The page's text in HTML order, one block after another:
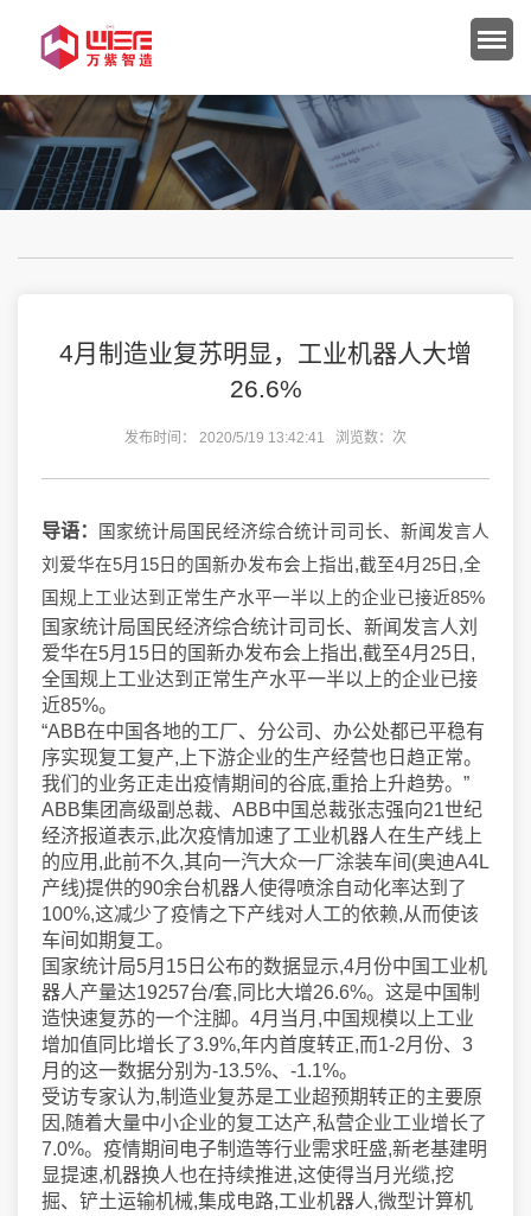
4月制造业复苏明显，工业机器人大增
26.6%
发布时间： 2020/5/19 13:42:41 浏览数： 次
导语：
国家统计局国民经济综合统计司司长、新闻发言人
刘爱华在5月15日的国新办发布会上指出,截至4月25日,全
国规上工业达到正常生产水平一半以上的企业已接近85%
国家统计局国民经济综合统计司司长、新闻发言人刘
爱华在5月15日的国新办发布会上指出,截至4月25日,
全国规上工业达到正常生产水平一半以上的企业已接
近85%。
“ABB在中国各地的工厂、分公司、办公处都已平稳有
序实现复工复产,上下游企业的生产经营也日趋正常。
我们的业务正走出疫情期间的谷底,重拾上升趋势。”
ABB集团高级副总裁、ABB中国总裁张志强向21世纪
经济报道表示,此次疫情加速了工业机器人在生产线上
的应用,此前不久,其向一汽大众一厂涂装车间(奥迪A4L
产线)提供的90余台机器人使得喷涂自动化率达到了
100%,这减少了疫情之下产线对人工的依赖,从而使该
车间如期复工。
国家统计局5月15日公布的数据显示,4月份中国工业机
器人产量达19257台/套,同比大增26.6%。这是中国制
造快速复苏的一个注脚。4月当月,中国规模以上工业
增加值同比增长了3.9%,年内首度转正,而1-2月份、3
月的这一数据分别为-13.5%、-1.1%。
受访专家认为,制造业复苏是工业超预期转正的主要原
因,随着大量中小企业的复工达产,私营企业工业增长了
7.0%。疫情期间电子制造等行业需求旺盛,新老基建明
显提速,机器换人也在持续推进,这使得当月光缆,挖
掘、铲土运输机械,集成电路,工业机器人,微型计算机